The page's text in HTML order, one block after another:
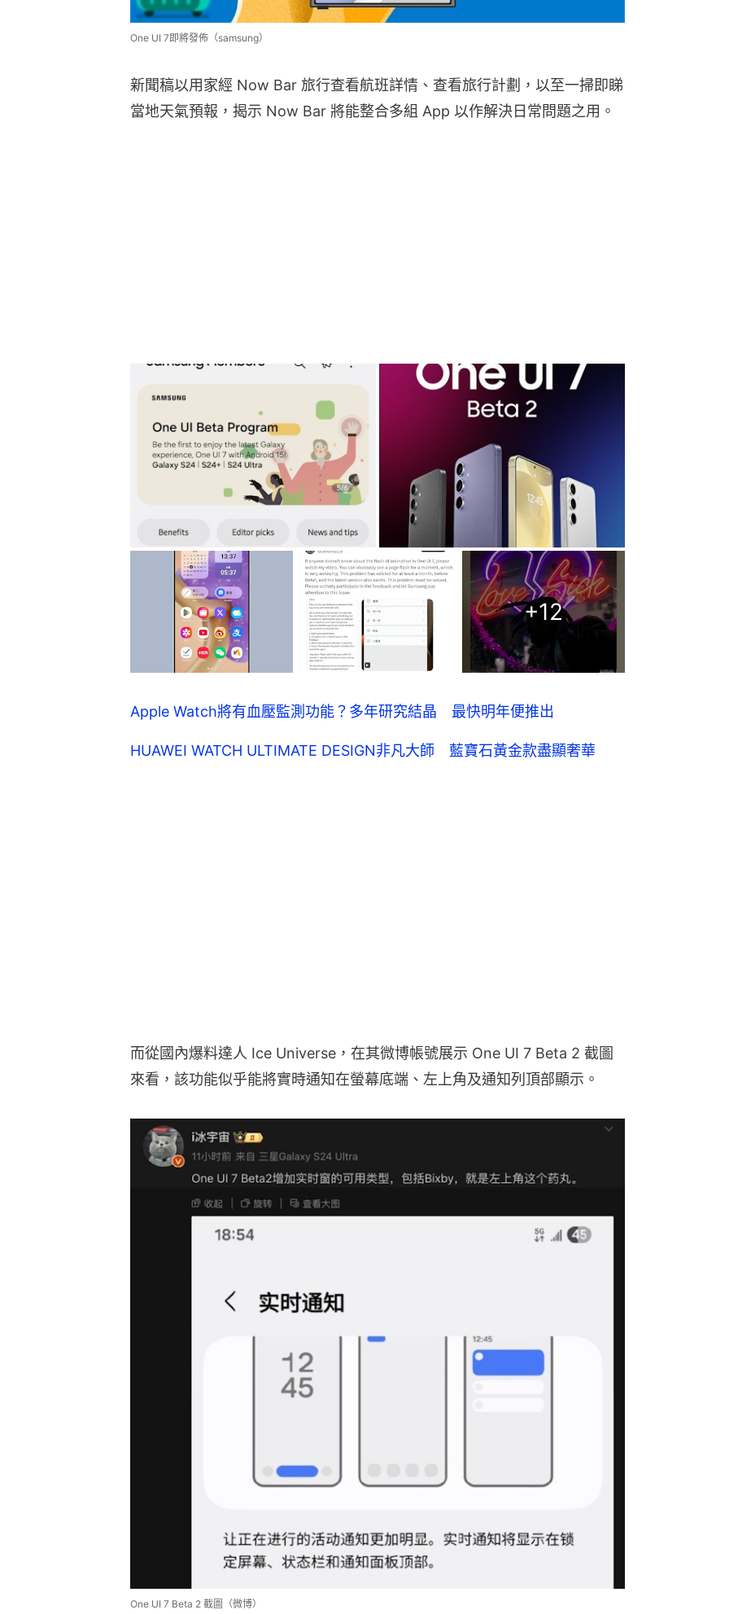
One UI 7即將發佈（samsung）
新聞稿以用家經 Now Bar 旅行查看航班詳情、查看旅行計劃，以至一掃即睇
當地天氣預報，揭示 Now Bar 將能整合多組 App 以作解決日常問題之用。
+12
Apple Watch將有血壓監測功能？多年研究結晶 最快明年便推出
HUAWEI WATCH ULTIMATE DESIGN非凡大師 藍寶石黃金款盡顯奢華
而從國內爆料達人 Ice Universe，在其微博帳號展示 One UI 7 Beta 2 截圖
來看，該功能似乎能將實時通知在螢幕底端、左上角及通知列頂部顯示。
One UI 7 Beta 2 截圖（微博）